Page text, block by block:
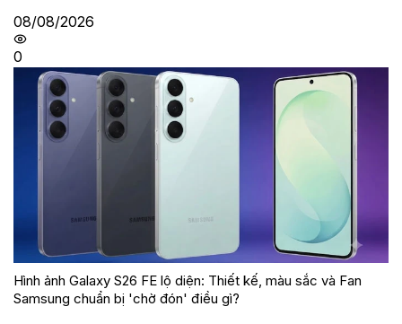
08/08/2026
0
Hình ảnh Galaxy S26 FE lộ diện: Thiết kế, màu sắc và Fan
Samsung chuẩn bị 'chờ đón' điều gì?